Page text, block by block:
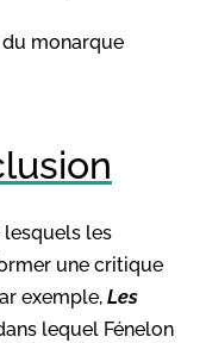
monarque
lesquels les
une critique
exemple, Les
lequel Fénelon